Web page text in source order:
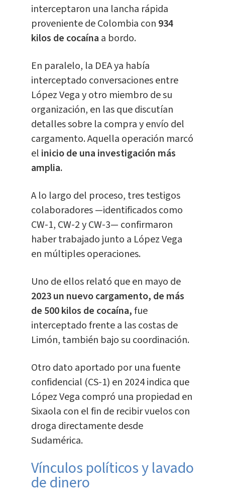
interceptaron una lancha rápida
proveniente de Colombia con 934
kilos de cocaína a bordo.
En paralelo, la DEA ya había
interceptado conversaciones entre
López Vega y otro miembro de su
organización, en las que discutían
detalles sobre la compra y envío del
cargamento. Aquella operación marcó
el inicio de una investigación más
amplia.
A lo largo del proceso, tres testigos
colaboradores —identificados como
CW-1, CW-2 y CW-3— confirmaron
haber trabajado junto a López Vega
en múltiples operaciones.
Uno de ellos relató que en mayo de
2023 un nuevo cargamento, de más
de 500 kilos de cocaína,fue
interceptado frente a las costas de
Limón, también bajo su coordinación.
Otro dato aportado por una fuente
confidencial (CS-1) en 2024 indica que
López Vega compró una propiedad en
Sixaola con el fin de recibir vuelos con
droga directamente desde
Sudamérica.
Vínculos políticos y lavado
de dinero